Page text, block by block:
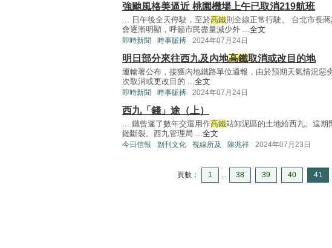
強颱風格美逼近 桃園機場上午已取消219航班
... 日午後全天停駛，至於高鐵則全線正常行駛。 台北市長
會逐漸明顯，呼籲市民盡量減少外 ... 全文
即時新聞 時事脈搏 2024年07月24日
明日部分來往西九及內地高鐵取消或改目的地
運輸署公布，接獲內地鐵路單位通報，由於預期天氣情況惡
次取消或更改目的 ... 全文
即時新聞 時事脈搏 2024年07月24日
西九「錢」途（上）
... 鐵曾遲了數年交還用作高鐵站卸泥區的土地給西九。這期
鏈斷裂。西九管理局 ... 全文
今日信報 副刊文化 視線所及 陳兆祥 2024年07月23日
頁數： 1 38 39 40 41